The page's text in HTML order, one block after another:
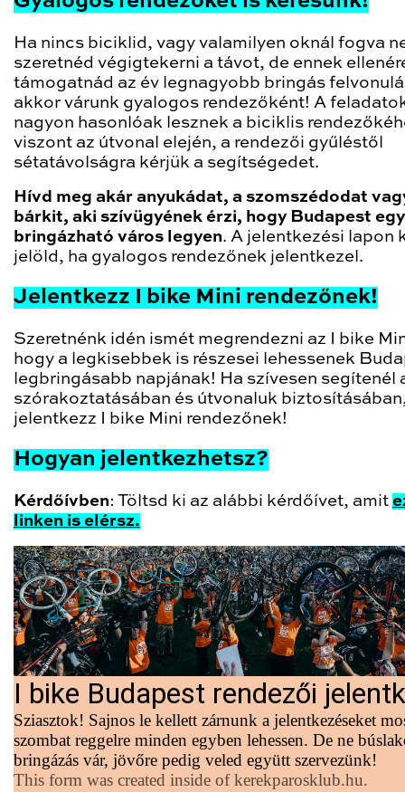
Ha nincs biciklid, vagy valamilyen oknál fogva
szeretnéd végigtekerni a távot, de ennek
támogatnád az év legnagyobb bringás
akkor várunk gyalogos rendezőként! A
nagyon hasonlóak lesznek a biciklis
viszont az útvonal elején, a rendezői gyűléstől
sétatávolságra kérjük a segítségedet.
Hívd meg akár anyukádat, a szomszédodat
bárkit, aki szívügyének érzi, hogy Budapest egy
bringázható város legyen. A jelentkezési lapon
jelöld, ha gyalogos rendezőnek jelentkezel.
Jelentkezz I bike Mini rendezőnek!
Szeretnénk idén ismét megrendezni az I bike
hogy a legkisebbek is részesei lehessenek
legbringásabb napjának! Ha szívesen segítenél
szórakoztatásában és útvonaluk
jelentkezz I bike Mini rendezőnek!
Hogyan jelentkezhetsz?
Kérdőívben: Töltsd ki az alábbi kérdőívet, amit
linken is elérsz.